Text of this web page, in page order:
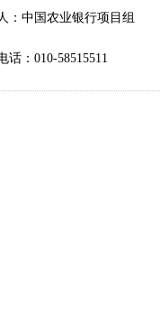
：中国农业银行项目组
话：010-58515511